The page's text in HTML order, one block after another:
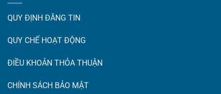
QUY ĐỊNH ĐĂNG TIN
QUY CHẾ HOẠT ĐỘNG
ĐIỀU KHOẢN THỎA THUẬN
CHÍNH SÁCH BẢO MẬT